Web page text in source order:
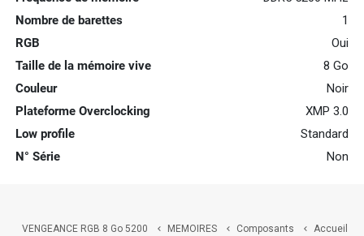
Nombre de barettes
1
RGB
Oui
Taille de la mémoire vive
8 Go
Couleur
Noir
Plateforme Overclocking
XMP 3.0
Low profile
Standard
N° Série
Non
Accueil

Composants

MEMOIRES

VENGEANCE RGB 8 Go 5200